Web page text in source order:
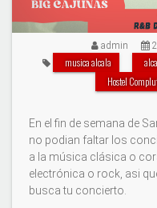
admin
musica alcala
Hostel
En el fin de semana de
no podian faltar los
a la música clásica o
electrónica o rock, asi
busca tu concierto.